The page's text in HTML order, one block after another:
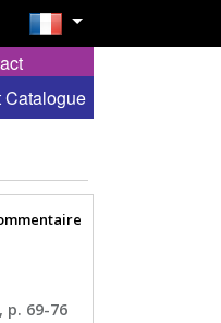
Catalogue
69-76